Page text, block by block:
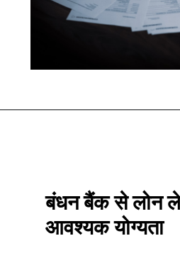
बंधन बैंक से लोन
आवश्यक योग्यता